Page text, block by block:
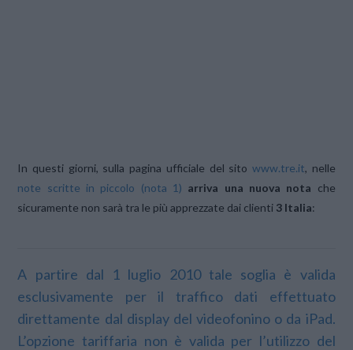
In questi giorni, sulla pagina ufficiale del sito www.tre.it, nelle
note scritte in piccolo (nota 1) arriva una nuova nota che
sicuramente non sarà tra le più apprezzate dai clienti 3 Italia:
A partire dal 1 luglio 2010 tale soglia è valida
esclusivamente per il traffico dati effettuato
direttamente dal display del videofonino o da iPad.
L’opzione tariffaria non è valida per l’utilizzo del